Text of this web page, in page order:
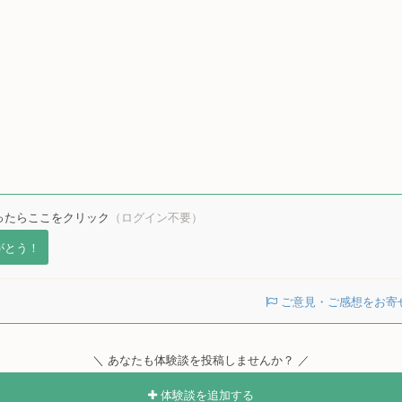
らここをクリック （ログイン不要）
う！
ご意見・ご感想をお寄
＼ あなたも体験談を投稿しませんか？ ／
体験談を追加する